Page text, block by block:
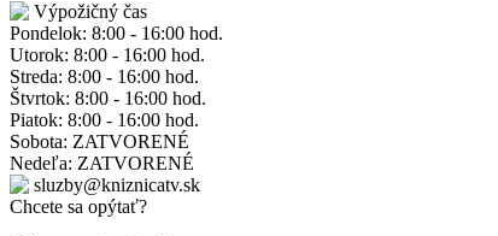
Výpožičný čas
Pondelok: 8:00 - 16:00 hod.
Utorok: 8:00 - 16:00 hod.
Streda: 8:00 - 16:00 hod.
Štvrtok: 8:00 - 16:00 hod.
Piatok: 8:00 - 16:00 hod.
Sobota: ZATVORENÉ
Nedeľa: ZATVORENÉ
sluzby@kniznicatv.sk
Chcete sa opýtať?